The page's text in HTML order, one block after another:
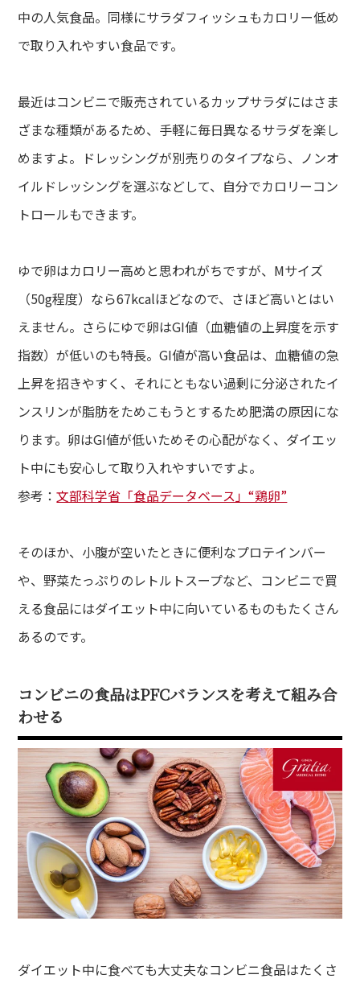
中の人気食品。同様にサラダフィッシュもカロリー低め
で取り入れやすい食品です。
最近はコンビニで販売されているカップサラダにはさま
ざまな種類があるため、手軽に毎日異なるサラダを楽し
めますよ。ドレッシングが別売りのタイプなら、ノンオ
イルドレッシングを選ぶなどして、自分でカロリーコン
トロールもできます。
ゆで卵はカロリー高めと思われがちですが、Mサイズ
（50g程度）なら67kcalほどなので、さほど高いとはい
えません。さらにゆで卵はGI値（血糖値の上昇度を示す
指数）が低いのも特長。GI値が高い食品は、血糖値の急
上昇を招きやすく、それにともない過剰に分泌されたイ
ンスリンが脂肪をためこもうとするため肥満の原因にな
ります。卵はGI値が低いためその心配がなく、ダイエッ
ト中にも安心して取り入れやすいですよ。
参考：文部科学省「食品データベース」“鶏卵”
そのほか、小腹が空いたときに便利なプロテインバー
や、野菜たっぷりのレトルトスープなど、コンビニで買
える食品にはダイエット中に向いているものもたくさん
あるのです。
コンビニの食品はPFCバランスを考えて組み合
わせる
ダイエット中に食べても大丈夫なコンビニ食品はたくさ